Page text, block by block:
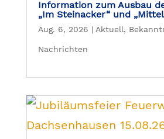
Information zum Ausbau
„Im Steinacker“ und
Aug. 6, 2026 | Aktuell,
Nachrichten